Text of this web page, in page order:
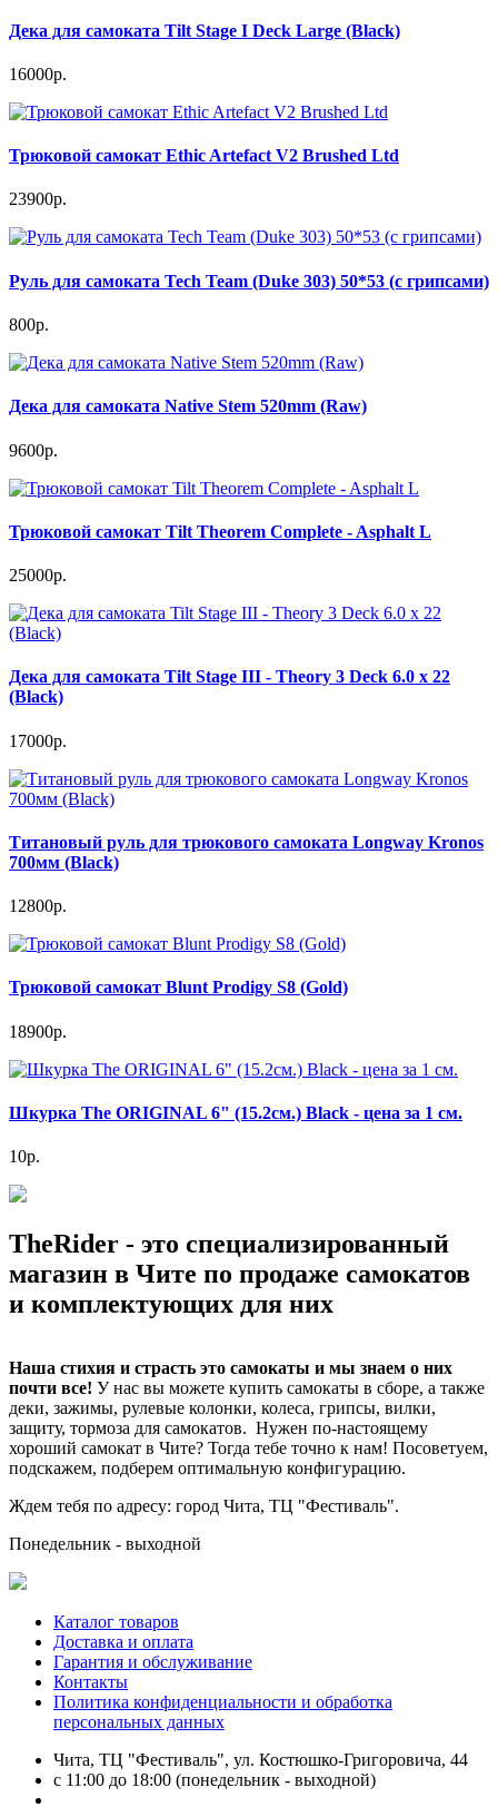
Дека для самоката Tilt Stage I Deck Large (Black)
16000р.
Трюковой самокат Ethic Artefact V2 Brushed Ltd
23900р.
Руль для самоката Tech Team (Duke 303) 50*53 (c грипсами)
800р.
Дека для самоката Native Stem 520mm (Raw)
9600р.
Трюковой самокат Tilt Theorem Complete - Asphalt L
25000р.
Дека для самоката Tilt Stage III - Theory 3 Deck 6.0 x 22
(Black)
17000р.
Титановый руль для трюкового самоката Longway Kronos
700мм (Black)
12800р.
Трюковой самокат Blunt Prodigy S8 (Gold)
18900р.
Шкурка The ORIGINAL 6" (15.2см.) Black - цена за 1 см.
10р.
TheRider - это специализированный
магазин в Чите по продаже самокатов
и комплектующих для них
Наша стихия и страсть это самокаты и мы знаем о них
почти все! У нас вы можете купить самокаты в сборе, а также
деки, зажимы, рулевые колонки, колеса, грипсы, вилки,
защиту, тормоза для самокатов. Нужен по-настоящему
хороший самокат в Чите? Тогда тебе точно к нам! Посоветуем,
подскажем, подберем оптимальную конфигурацию.
Ждем тебя по адресу: город Чита, ТЦ "Фестиваль".
Понедельник - выходной
Каталог товаров
Доставка и оплата
Гарантия и обслуживание
Контакты
Политика конфиденциальности и обработка
персональных данных
Чита, ТЦ "Фестиваль", ул. Костюшко-Григоровича, 44
с 11:00 до 18:00 (понедельник - выходной)